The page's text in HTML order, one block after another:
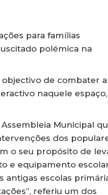
para famílias
polémica na
de combater a
naquele espaço,
Municipal
dos
o seu propósito de
e equipamento
antigas escolas
referiu um dos